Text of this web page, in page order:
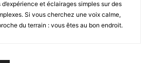
et éclairages simples sur des
Si vous cherchez une voix calme,
du terrain : vous êtes au bon endroit.